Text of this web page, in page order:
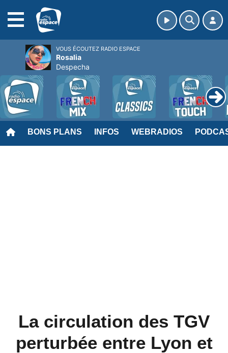
BONS PLANS INFOS WEBRADIOS
La circulation des TGV
perturbée entre Lyon et
VOUS ÉCOUTEZ RADIO ESPACE
Rosalia
Despecha